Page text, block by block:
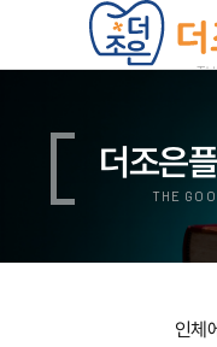
더조은
THE
인체